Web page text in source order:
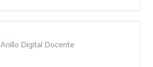
Anillo Digital Docente